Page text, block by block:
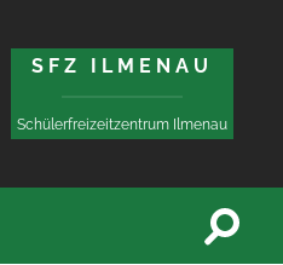
SFZ ILMENAU
Schülerfreizeitzentrum Ilmenau